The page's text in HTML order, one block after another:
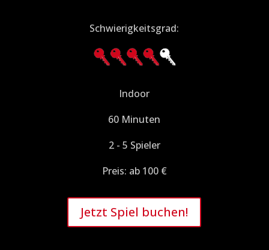
Schwierigkeitsgrad:
Indoor
60 Minuten
2 - 5 Spieler
Preis: ab 100 €
Jetzt Spiel buchen!